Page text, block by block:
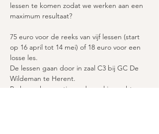
lessen te komen zodat we werken aan een
maximum resultaat?
75 euro voor de reeks van vijf lessen (start
op 16 april tot 14 mei) of 18 euro voor een
losse les.
De lessen gaan door in zaal C3 bij GC De
Wildeman te Herent.
Parkeren kan gratis op de parking achter